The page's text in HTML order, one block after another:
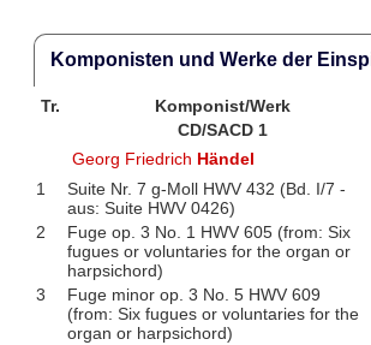
Komponisten und Werke der
Tr. Komponist/Werk
CD/SACD 1
Georg Friedrich Händel
1
Suite Nr. 7 g-Moll HWV 432 (Bd. I/7 -
aus: Suite HWV 0426)
2
Fuge op. 3 No. 1 HWV 605 (from: Six
fugues or voluntaries for the organ or
harpsichord)
3
Fuge minor op. 3 No. 5 HWV 609
(from: Six fugues or voluntaries for the
organ or harpsichord)